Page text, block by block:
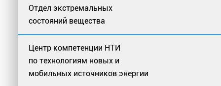
Отдел экстремальных
состояний вещества
Центр компетенции НТИ
по технологиям новых и
мобильных источников энергии